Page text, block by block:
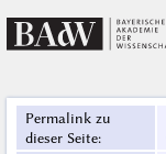
Permalink zu
dieser Seite: